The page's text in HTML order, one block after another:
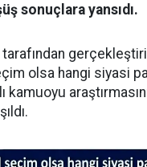
sonuçlara yansıdı.
tarafından
olsa hangi siyasi
kamuoyu